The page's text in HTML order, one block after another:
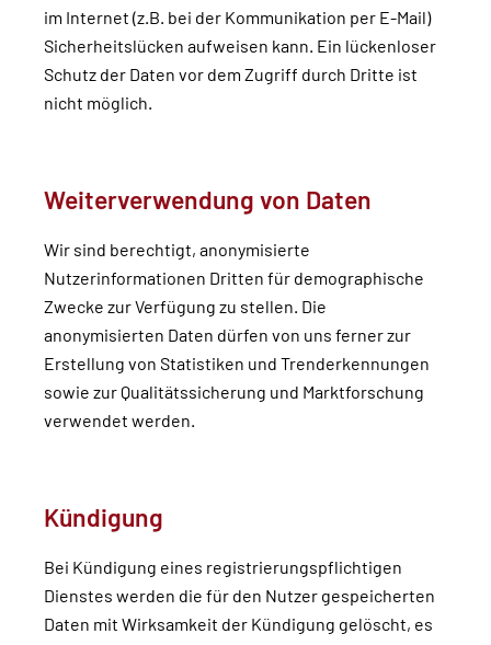
im Internet (z.B. bei der Kommunikation per E-Mail)
Sicherheitslücken aufweisen kann. Ein lückenloser
Schutz der Daten vor dem Zugriff durch Dritte ist
nicht möglich.
Weiterverwendung von Daten
Wir sind berechtigt, anonymisierte
Nutzerinformationen Dritten für demographische
Zwecke zur Verfügung zu stellen. Die
anonymisierten Daten dürfen von uns ferner zur
Erstellung von Statistiken und Trenderkennungen
sowie zur Qualitätssicherung und Marktforschung
verwendet werden.
Kündigung
Bei Kündigung eines registrierungspflichtigen
Dienstes werden die für den Nutzer gespeicherten
Daten mit Wirksamkeit der Kündigung gelöscht, es